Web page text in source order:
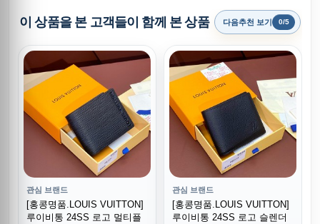
이 상품을 본 고객들이 함께 본 상품 다음추천 보기 0/5
관심 브랜드
[홍콩명품.LOUIS VUITTON]
루이비통 24SS 로고 멀티플
관심 브랜드
[홍콩명품.LOUIS VUITTON]
루이비통 24SS 로고 슬렌더